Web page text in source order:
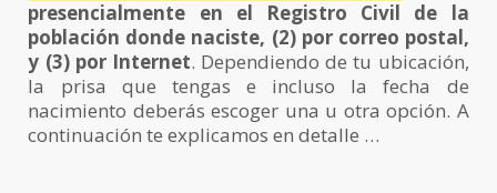
presencialmente en el Registro Civil de la
población donde naciste, (2) por correo postal,
y (3) por Internet. Dependiendo de tu ubicación,
la prisa que tengas e incluso la fecha de
nacimiento deberás escoger una u otra opción. A
continuación te explicamos en detalle …